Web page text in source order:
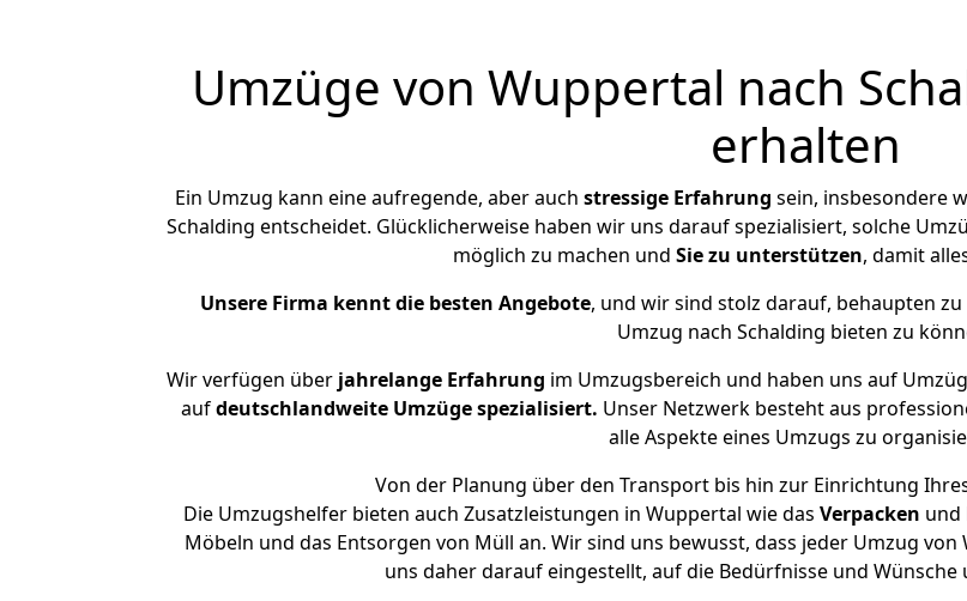
Umzüge von Wuppertal nach
erhalten
Ein Umzug kann eine aufregende, aber auch stressige Erfahrung sein, insbesondere
Schalding entscheidet. Glücklicherweise haben wir uns darauf spezialisiert, solche
möglich zu machen und Sie zu unterstützen, damit
Unsere Firma kennt die besten Angebote, und wir sind stolz darauf, behaupten
Umzug nach Schalding bieten zu
Wir verfügen über jahrelange Erfahrung im Umzugsbereich und haben uns auf
aufdeutschlandweite Umzüge spezialisiert. Unser Netzwerk besteht aus
alle Aspekte eines Umzugs zu
Von der Planung über den Transport bis hin zur Einrichtung
Die Umzugshelfer bieten auch Zusatzleistungen in Wuppertal wie das Verpacken und
Möbeln und das Entsorgen von Müll an. Wir sind uns bewusst, dass jeder Umzug
uns daher darauf eingestellt, auf die Bedürfnisse und Wünsche